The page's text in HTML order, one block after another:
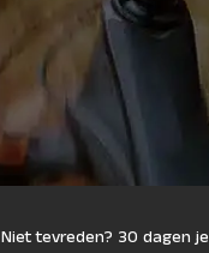
Niet tevreden? 30 dagen